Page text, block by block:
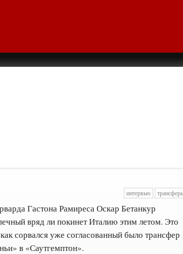
интервью
Гастона Рамиреса Оскар Бетанкур
вряд ли покинет Италию этим летом. Это
сорвался уже согласованный было трансфер
в «Саутгемптон».